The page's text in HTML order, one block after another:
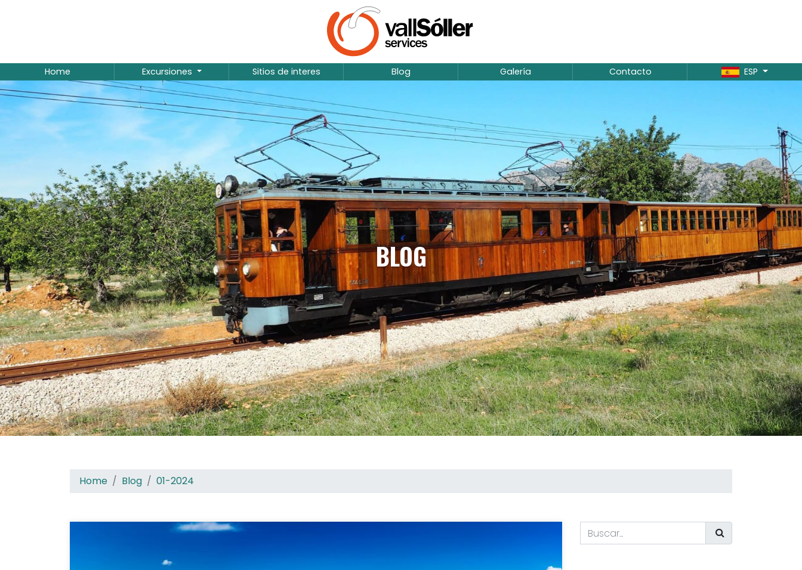
Home Excursiones Sitios de interes Blog Galería Contacto ESP
BLOG
Home Blog 01-2024